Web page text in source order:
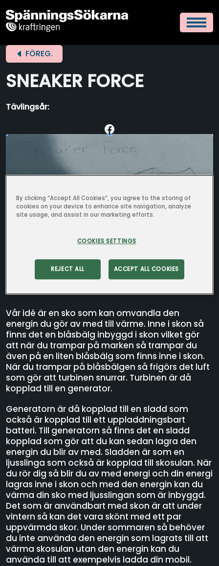
FÖREG.
SNEAKER FORCE
Tävlingsår:
Klass 9B - Vikingaskolan
Funktionalitet
Vår idé är en sko som kan omvandla den
energin du gör av med till värme. Inne i skon så
finns det en blåsbälg inbyggd i skon vilket gör
att när du trampar på marken så trampar du
även på en liten blåsbälg som finns inne i skon.
När du trampar på blåsbälgen så frigörs det luft
som gör att turbinen snurrar. Turbinen är då
kopplad till en generator.
Generatorn är då kopplad till en sladd som
också är kopplad till ett uppladdningsbart
batteri. Till generatorn så finns det en sladd
kopplad som gör att du kan sedan lagra den
energin du blir av med. Sladden är som en
ljusslinga som också är kopplad till skosulan. När
du rör dig så blir du av med energi och din energi
lagras inne i skon och med den energin kan du
värma din sko med ljusslingan som är inbyggd.
Det som är användbart med skon är att under
vintern så kan det vara skönt med ett par
uppvärmda skor. Under sommaren så behöver
du inte använda den energin som lagrats till att
värma skosulan utan den energin kan du
använda till att exempelvis ladda din mobil.
By clicking “Accept All Cookies”, you agree to the storing of
cookies on your device to enhance site navigation, analyze
site usage, and assist in our marketing efforts.
COOKIES SETTINGS
REJECT ALL ACCEPT ALL COOKIES